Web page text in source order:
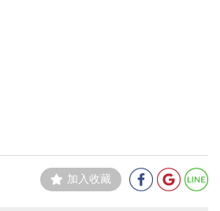
加入收藏